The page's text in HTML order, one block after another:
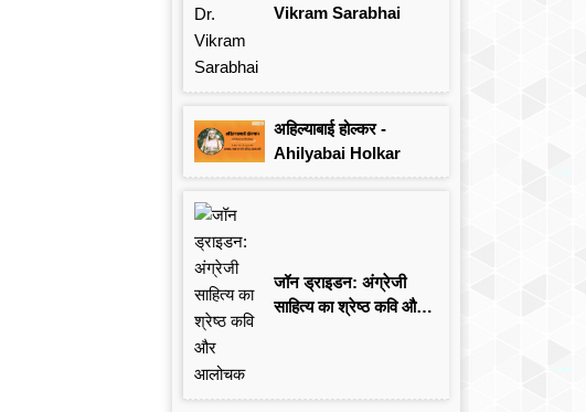
Vikram Sarabhai
अहिल्याबाई होल्कर -
Ahilyabai Holkar
जॉन ड्राइडन: अंग्रेजी
साहित्य का श्रेष्ठ कवि और